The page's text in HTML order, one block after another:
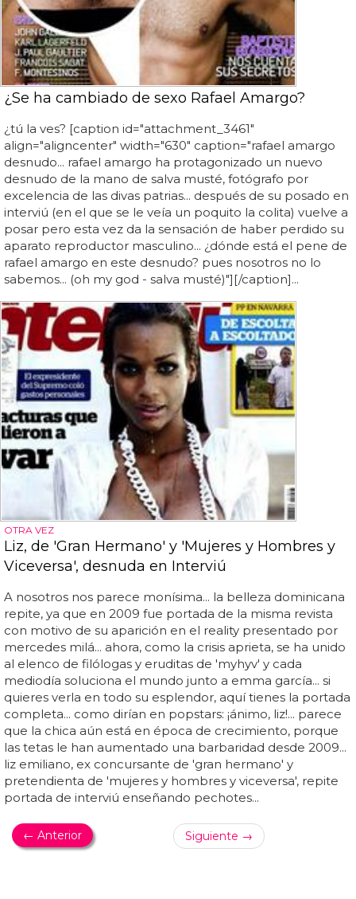
¿Se ha cambiado de sexo Rafael Amargo?
¿tú la ves? [caption id="attachment_3461"
align="aligncenter" width="630" caption="rafael amargo
desnudo... rafael amargo ha protagonizado un nuevo
desnudo de la mano de salva musté, fotógrafo por
excelencia de las divas patrias... después de su posado en
interviú (en el que se le veía un poquito la colita) vuelve a
posar pero esta vez da la sensación de haber perdido su
aparato reproductor masculino... ¿dónde está el pene de
rafael amargo en este desnudo? pues nosotros no lo
sabemos... (oh my god - salva musté)"][/caption]...
OTRA VEZ
Liz, de 'Gran Hermano' y 'Mujeres y Hombres y
Viceversa', desnuda en Interviú
A nosotros nos parece monísima... la belleza dominicana
repite, ya que en 2009 fue portada de la misma revista
con motivo de su aparición en el reality presentado por
mercedes milá... ahora, como la crisis aprieta, se ha unido
al elenco de filólogas y eruditas de 'myhyv' y cada
mediodía soluciona el mundo junto a emma garcía... si
quieres verla en todo su esplendor, aquí tienes la portada
completa... como dirían en popstars: ¡ánimo, liz!... parece
que la chica aún está en época de crecimiento, porque
las tetas le han aumentado una barbaridad desde 2009...
liz emiliano, ex concursante de 'gran hermano' y
pretendienta de 'mujeres y hombres y viceversa', repite
portada de interviú enseñando pechotes...
← Anterior Siguiente →